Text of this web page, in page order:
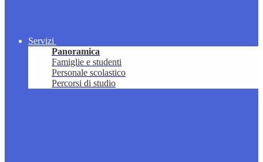
Servizi
Panoramica
Famiglie e studenti
Personale scolastico
Percorsi di studio